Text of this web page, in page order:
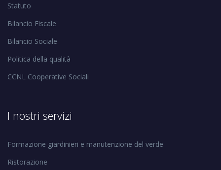
Statuto
Bilancio Fiscale
Bilancio Sociale
Politica della qualità
CCNL Cooperative Sociali
I nostri servizi
Formazione giardinieri e manutenzione del verde
Ristorazione